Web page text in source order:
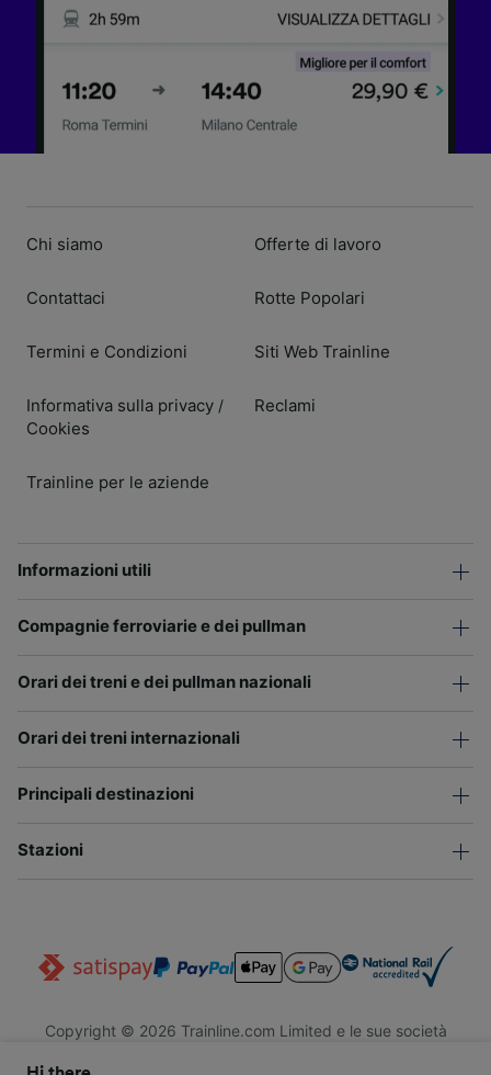
Chi siamo
Contattaci
Termini e Condizioni
Informativa sulla privacy /
Cookies
Trainline per le aziende
Offerte di lavoro
Rotte Popolari
Siti Web Trainline
Reclami
Informazioni utili
Compagnie ferroviarie e dei pullman
Orari dei treni e dei pullman nazionali
Orari dei treni internazionali
Principali destinazioni
Stazioni
Copyright © 2026 Trainline.com Limited e le sue società